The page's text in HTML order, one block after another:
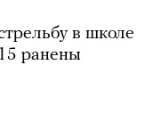
в школе
ранены